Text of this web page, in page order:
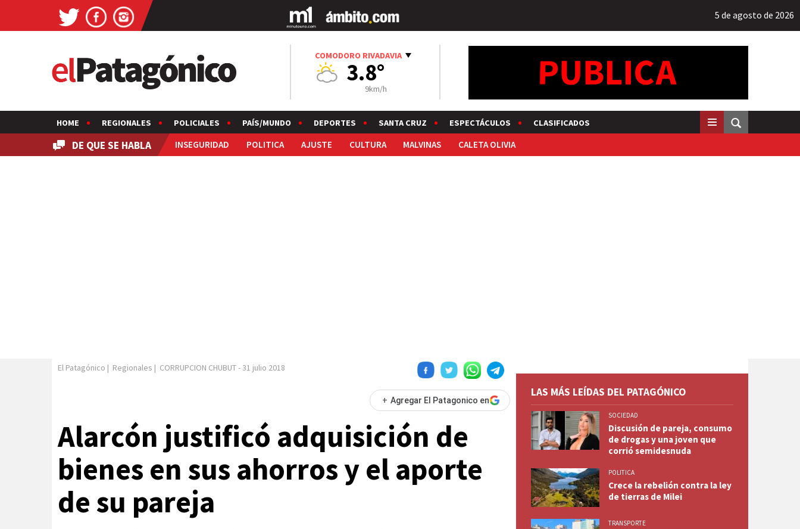
5 de agosto de 2026
COMODORO RIVADAVIA
3.8°
9km/h
HOME REGIONALES POLICIALES PAÍS/MUNDO DEPORTES SANTA CRUZ ESPECTÁCULOS CLASIFICADOS
DE QUE SE HABLA INSEGURIDAD POLITICA AJUSTE CULTURA MALVINAS CALETA OLIVIA
El Patagónico | Regionales | CORRUPCION CHUBUT-31 julio 2018
+ Agregar El Patagonico en
Alarcón justificó adquisición de
bienes en sus ahorros y el aporte
de su pareja
LAS MÁS LEÍDAS DEL PATAGÓNICO
SOCIEDAD
Discusión de pareja, consumo
de drogas y una joven que
corrió semidesnuda
POLITICA
Crece la rebelión contra la ley
de tierras de Milei
TRANSPORTE